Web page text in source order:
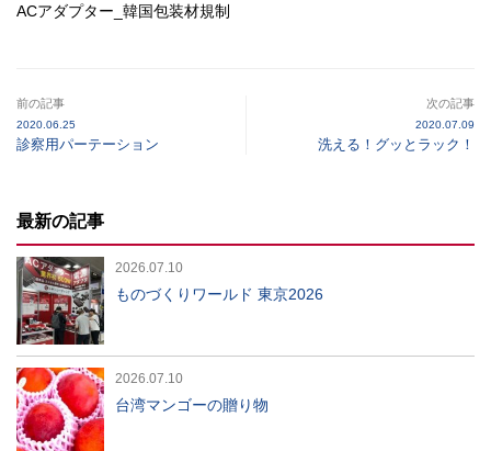
ACアダプター_韓国包装材規制
前の記事
2020.06.25
診察用パーテーション
次の記事
2020.07.09
洗える！グッとラック！
最新の記事
2026.07.10
ものづくりワールド 東京2026
2026.07.10
台湾マンゴーの贈り物